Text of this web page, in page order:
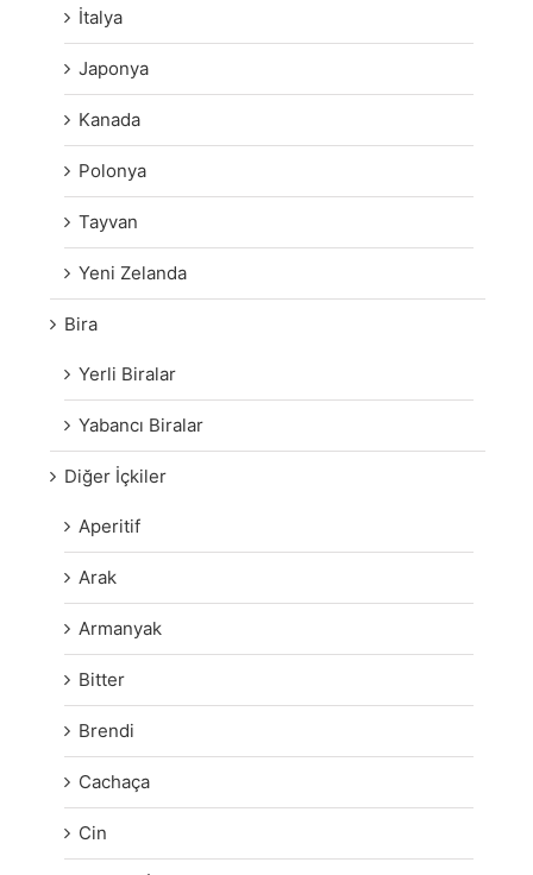
İtalya
Japonya
Kanada
Polonya
Tayvan
Yeni Zelanda
Bira
Yerli Biralar
Yabancı Biralar
Diğer İçkiler
Aperitif
Arak
Armanyak
Bitter
Brendi
Cachaça
Cin